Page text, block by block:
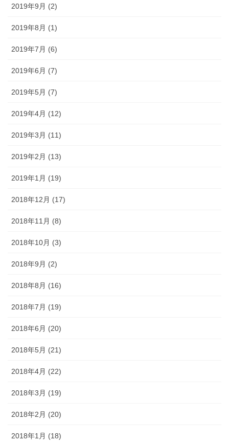
2019年9月 (2)
2019年8月 (1)
2019年7月 (6)
2019年6月 (7)
2019年5月 (7)
2019年4月 (12)
2019年3月 (11)
2019年2月 (13)
2019年1月 (19)
2018年12月 (17)
2018年11月 (8)
2018年10月 (3)
2018年9月 (2)
2018年8月 (16)
2018年7月 (19)
2018年6月 (20)
2018年5月 (21)
2018年4月 (22)
2018年3月 (19)
2018年2月 (20)
2018年1月 (18)